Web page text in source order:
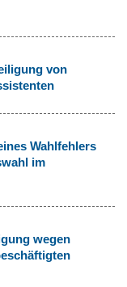
von
Wahlfehlers
im
wegen